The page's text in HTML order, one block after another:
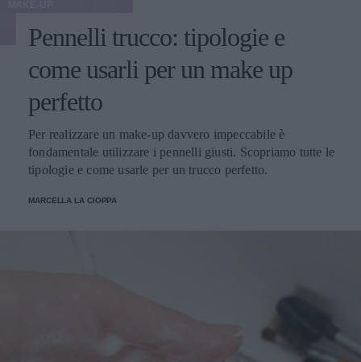
Pennelli trucco: tipologie e
come usarli per un make up
perfetto
Per realizzare un make-up davvero impeccabile è
fondamentale utilizzare i pennelli giusti. Scopriamo tutte le
tipologie e come usarle per un trucco perfetto.
MARCELLA LA CIOPPA